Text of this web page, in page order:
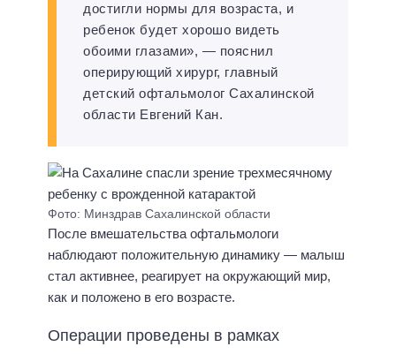
достигли нормы для возраста, и
ребенок будет хорошо видеть
обоими глазами», — пояснил
оперирующий хирург, главный
детский офтальмолог Сахалинской
области Евгений Кан.
Фото: Минздрав Сахалинской области
После вмешательства офтальмологи
наблюдают положительную динамику — малыш
стал активнее, реагирует на окружающий мир,
как и положено в его возрасте.
Операции проведены в рамках